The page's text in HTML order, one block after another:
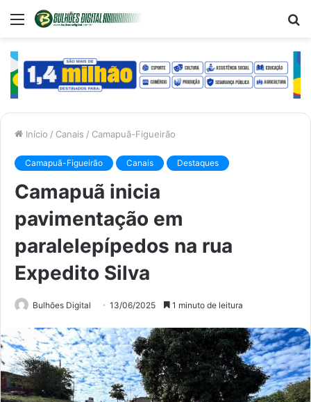
Menu
Início / Canais / Camapuã-Figueirão
Camapuã-Figueirão Canais Destaques
Camapuã inicia
pavimentação em
paralelepípedos na rua
Expedito Silva
Bulhões Digital 13/06/2025 1 minuto de leitura